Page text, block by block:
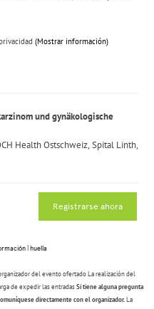
(Mostrar información)
und gynäkologische
Health Ostschweiz, Spital Linth,
Registrarse ahora
huella
del evento ofertado La realización del
de expedir las entradasSi tiene alguna pregunta
directamente con el organizador. La